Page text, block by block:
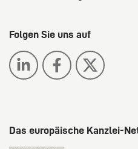
Folgen Sie uns auf
Das europäische Kanzlei-